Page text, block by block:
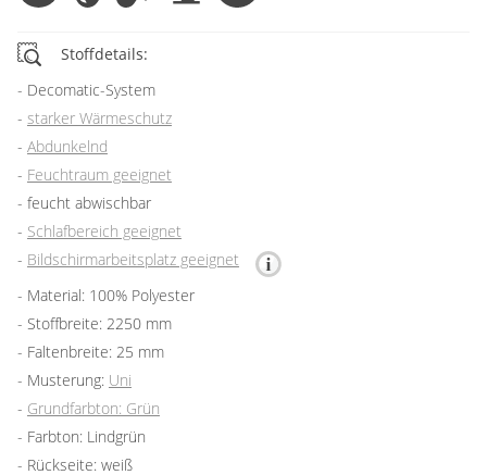
Stoffdetails:
Decomatic-System
starker Wärmeschutz
Abdunkelnd
Feuchtraum geeignet
feucht abwischbar
Schlafbereich geeignet
Bildschirmarbeitsplatz geeignet
Material: 100% Polyester
Stoffbreite: 2250 mm
Faltenbreite: 25 mm
Musterung: Uni
Grundfarbton: Grün
Farbton: Lindgrün
Rückseite: weiß